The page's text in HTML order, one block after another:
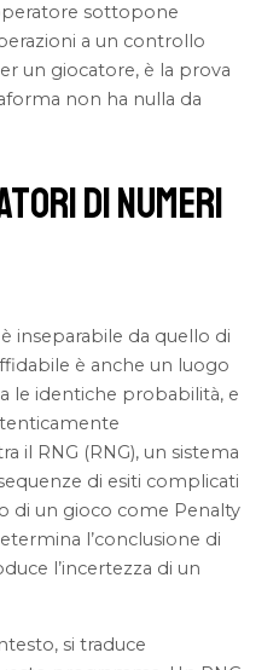
sottopone
a un controllo
un giocatore, è la prova
non ha nulla da
di Numeri
inseparabile da quello di
è anche un luogo
le identiche probabilità, e
il RNG (RNG), un sistema
di esiti complicati
di un gioco come Penalty
l’conclusione di
l’incertezza di un
si traduce